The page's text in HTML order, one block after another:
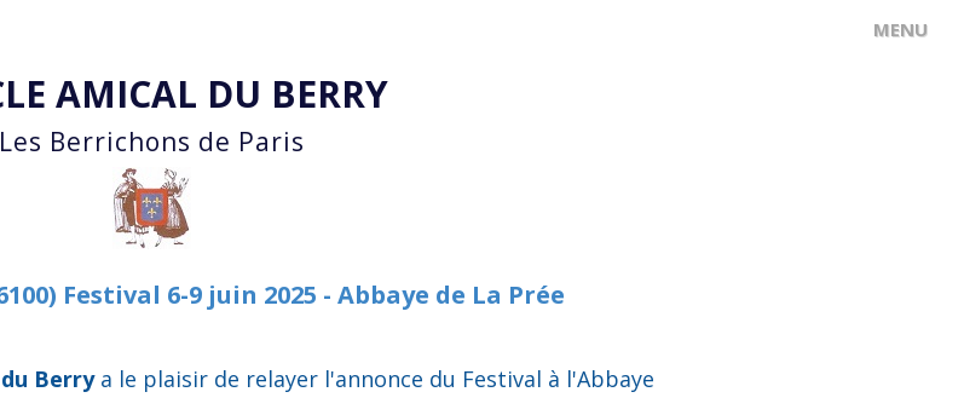
AMICAL DU BERRY
Les Berrichons de Paris
Festival 6-9 juin 2025 - Abbaye de La Prée
Berrya le plaisir de relayer l'annonce du Festival à l'Abbaye